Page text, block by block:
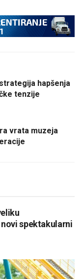
hapšenja
tenzije
vrata muzeja
spektakularni